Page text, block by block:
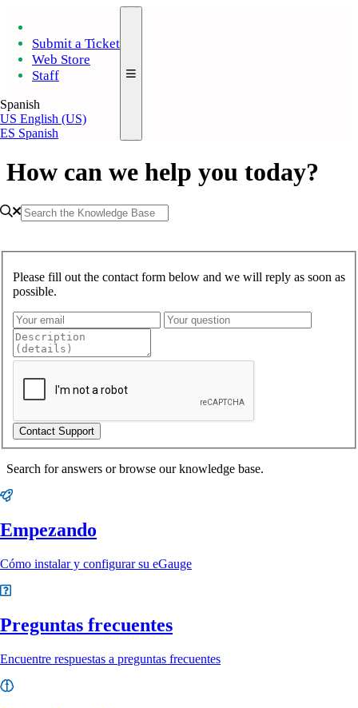
Submit a Ticket
Web Store
Staff
Spanish
US English (US)
ES Spanish
How can we help you today?
Please fill out the contact form below and we will reply as soon as
possible.
Contact Support
Search for answers or browse our knowledge base.
Empezando
Cómo instalar y configurar su eGauge
Preguntas frecuentes
Encuentre respuestas a preguntas frecuentes